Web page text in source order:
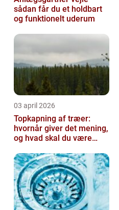
sådan får du et holdbart
og funktionelt uderum
03 april 2026
Topkapning af træer:
hvornår giver det mening,
og hvad skal du være